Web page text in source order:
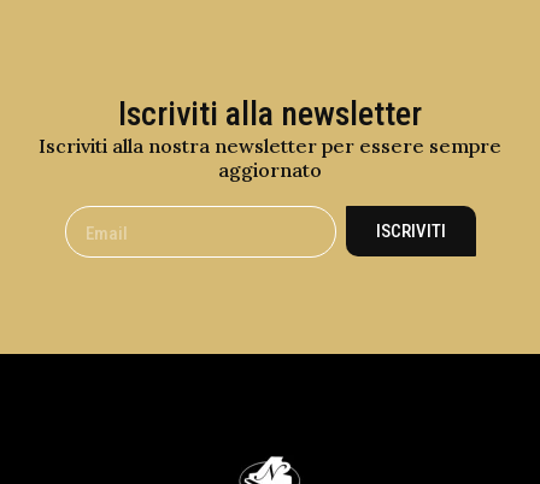
Iscriviti alla newsletter
Iscriviti alla nostra newsletter per essere sempre
aggiornato
ISCRIVITI